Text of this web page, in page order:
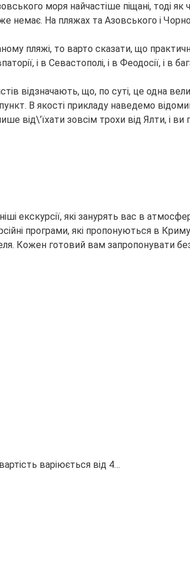
моря найчастіше піщані, тоді
немає. На пляжах та Азовського і
пляжі, то варто сказати, що
і в Севастополі, і в Феодосії, і в
відзначають, що, по суті, це одна
В якості прикладу наведемо
від\’їхати зовсім трохи від Ялти, і
екскурсії, які занурять вас в
програми, які пропонуються в
Кожен готовий вам запропонувати
варіюється від 4…